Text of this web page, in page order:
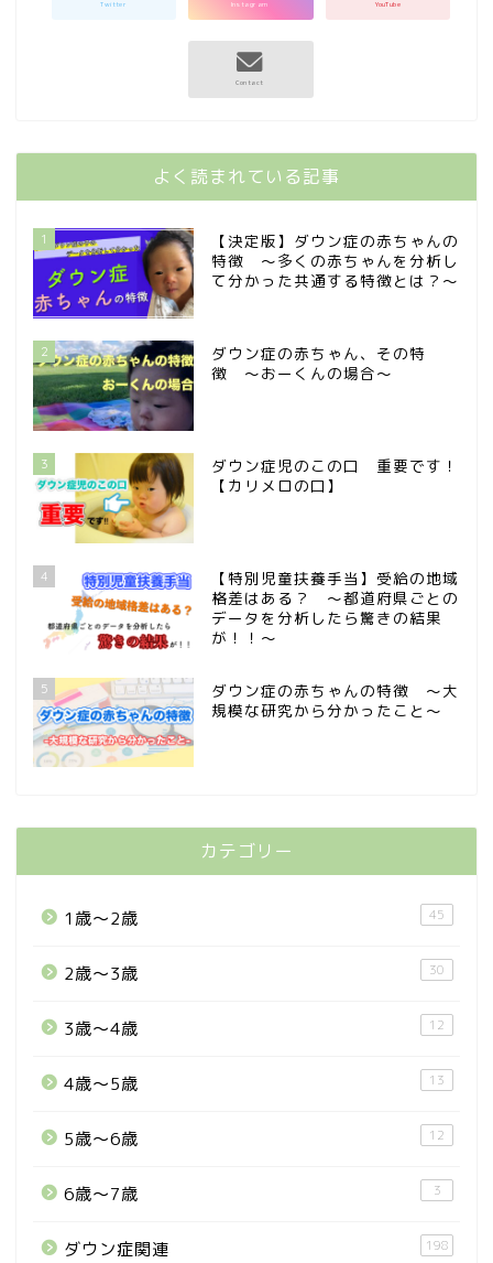
よく読まれている記事
1
【決定版】ダウン症の赤ちゃんの
特徴 〜多くの赤ちゃんを分析し
て分かった共通する特徴とは？〜
2
ダウン症の赤ちゃん、その特
徴 〜おーくんの場合〜
3
ダウン症児のこの口 重要です！
【カリメロの口】
4
【特別児童扶養手当】受給の地域
格差はある？ 〜都道府県ごとの
データを分析したら驚きの結果
が！！〜
5
ダウン症の赤ちゃんの特徴 〜大
規模な研究から分かったこと〜
カテゴリー
1歳〜2歳 45
2歳〜3歳 30
3歳〜4歳 12
4歳〜5歳 13
5歳〜6歳 12
6歳〜7歳 3
ダウン症関連 198